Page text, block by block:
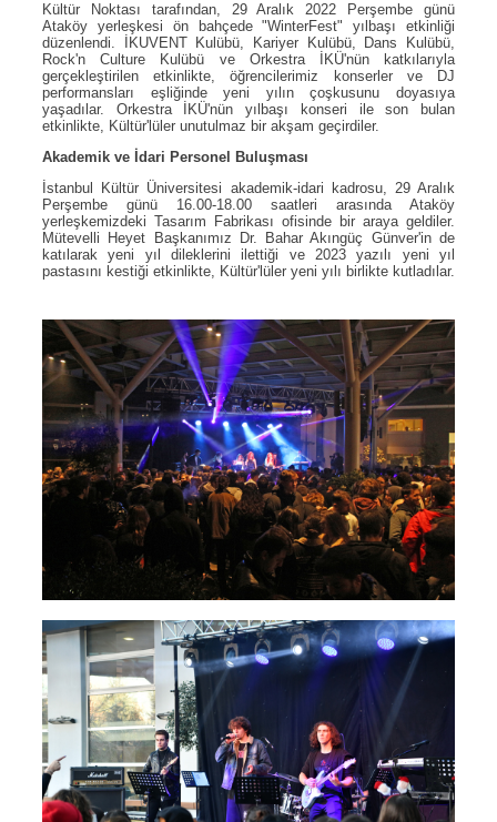
Kültür Noktası tarafından, 29 Aralık 2022 Perşembe günü
Ataköy yerleşkesi ön bahçede "WinterFest" yılbaşı etkinliği
düzenlendi. İKUVENT Kulübü, Kariyer Kulübü, Dans Kulübü,
Rock'n Culture Kulübü ve Orkestra İKÜ'nün katkılarıyla
gerçekleştirilen etkinlikte, öğrencilerimiz konserler ve DJ
performansları eşliğinde yeni yılın çoşkusunu doyasıya
yaşadılar. Orkestra İKÜ'nün yılbaşı konseri ile son bulan
etkinlikte, Kültür'lüler unutulmaz bir akşam geçirdiler.
Akademik ve İdari Personel Buluşması
İstanbul Kültür Üniversitesi akademik-idari kadrosu, 29 Aralık
Perşembe günü 16.00-18.00 saatleri arasında Ataköy
yerleşkemizdeki Tasarım Fabrikası ofisinde bir araya geldiler.
Mütevelli Heyet Başkanımız Dr. Bahar Akıngüç Günver'in de
katılarak yeni yıl dileklerini ilettiği ve 2023 yazılı yeni yıl
pastasını kestiği etkinlikte, Kültür'lüler yeni yılı birlikte kutladılar.